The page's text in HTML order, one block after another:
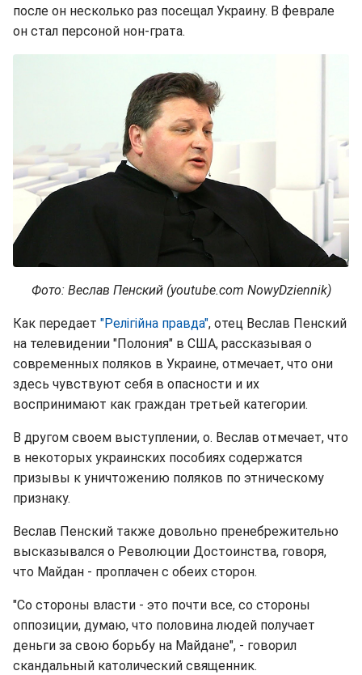
после он несколько раз посещал Украину. В феврале
он стал персоной нон-грата.
Фото: Веслав Пенский (youtube.com NowyDziennik)
Как передает "Релігійна правда", отец Веслав Пенский
на телевидении "Полония" в США, рассказывая о
современных поляков в Украине, отмечает, что они
здесь чувствуют себя в опасности и их
воспринимают как граждан третьей категории.
В другом своем выступлении, о. Веслав отмечает, что
в некоторых украинских пособиях содержатся
призывы к уничтожению поляков по этническому
признаку.
Веслав Пенский также довольно пренебрежительно
высказывался о Революции Достоинства, говоря,
что Майдан - проплачен с обеих сторон.
"Со стороны власти - это почти все, со стороны
оппозиции, думаю, что половина людей получает
деньги за свою борьбу на Майдане", - говорил
скандальный католический священник.